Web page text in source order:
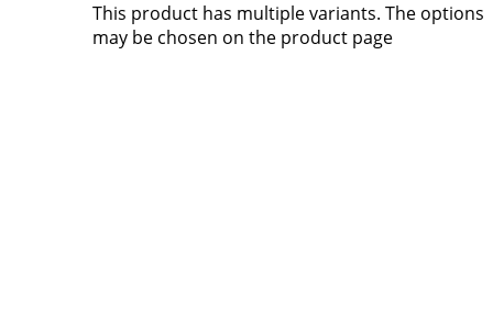
This product has multiple variants. The options
may be chosen on the product page